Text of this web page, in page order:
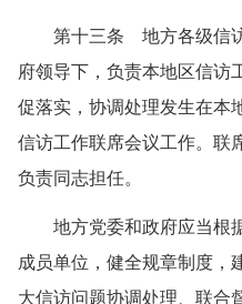
第十三条 地方各级信访
府领导下，负责本地区信访
促落实，协调处理发生在本
信访工作联席会议工作。联
负责同志担任。
地方党委和政府应当根
成员单位，健全规章制度，
大信访问题协调处理、联合